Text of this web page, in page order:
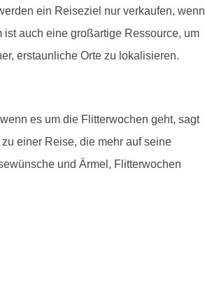
ein Reiseziel nur verkaufen, wenn
auch eine großartige Ressource, um
erstaunliche Orte zu lokalisieren.
es um die Flitterwochen geht, sagt
einer Reise, die mehr auf seine
und Ärmel, Flitterwochen